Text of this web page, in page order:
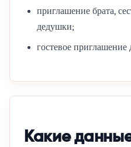
приглашение брата,
дедушки;
гостевое приглашение
Какие